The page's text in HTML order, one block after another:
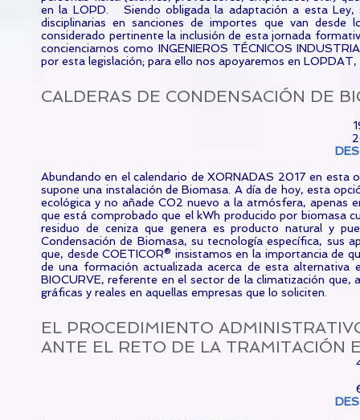
en la LOPD. Siendo obligada la adaptación a esta Ley,
disciplinarias en sanciones de importes que van
considerado pertinente la inclusión de esta jornada
concienciarnos como INGENIEROS TÉCNICOS
por esta legislación; para ello nos apoyaremos en
CALDERAS DE CONDENSACIÓN DE
Abundando en el calendario de XORNADAS 2017 en
supone una instalación de Biomasa. A día de hoy, esta
ecológica y no añade CO2 nuevo a la atmósfera, apenas
que está comprobado que el kWh producido por biomasa
residuo de ceniza que genera es producto natural y
Condensación de Biomasa, su tecnología específica, sus
que, desde COETICOR® insistamos en la importancia de
de una formación actualizada acerca de esta alternativa
BIOCURVE, referente en el sector de la climatización que,
gráficas y reales en aquellas empresas que lo soliciten.
EL PROCEDIMIENTO
ANTE EL RETO DE LA TRAMITACIÓN